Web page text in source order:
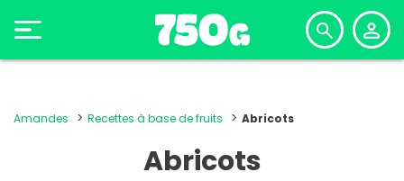
Amandes Recettes à base de fruits Abricots
Abricots